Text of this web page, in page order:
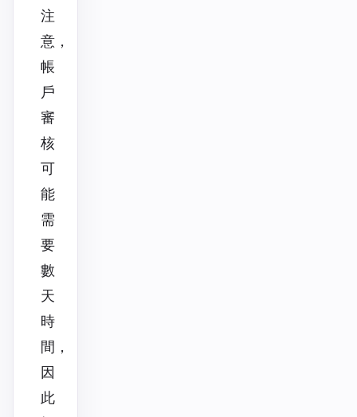
注
意，
帳
戶
審
核
可
能
需
要
數
天
時
間，
因
此